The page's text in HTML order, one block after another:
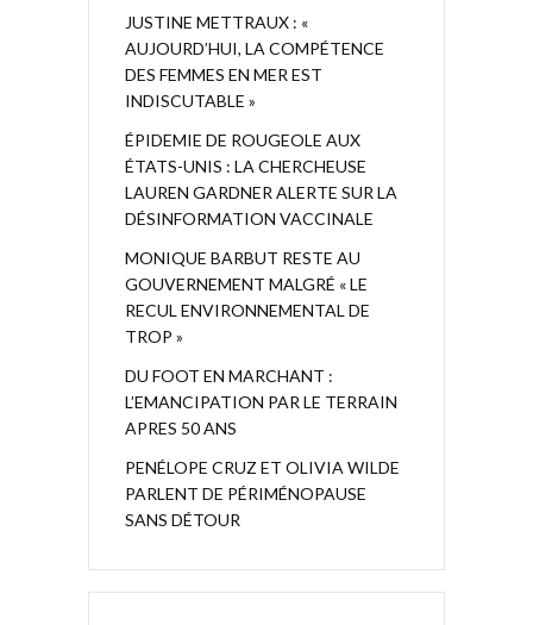
JUSTINE METTRAUX : «
AUJOURD’HUI, LA COMPÉTENCE
DES FEMMES EN MER EST
INDISCUTABLE »
ÉPIDEMIE DE ROUGEOLE AUX
ÉTATS-UNIS : LA CHERCHEUSE
LAUREN GARDNER ALERTE SUR LA
DÉSINFORMATION VACCINALE
MONIQUE BARBUT RESTE AU
GOUVERNEMENT MALGRÉ « LE
RECUL ENVIRONNEMENTAL DE
TROP »
DU FOOT EN MARCHANT :
L’EMANCIPATION PAR LE TERRAIN
APRES 50 ANS
PENÉLOPE CRUZ ET OLIVIA WILDE
PARLENT DE PÉRIMÉNOPAUSE
SANS DÉTOUR